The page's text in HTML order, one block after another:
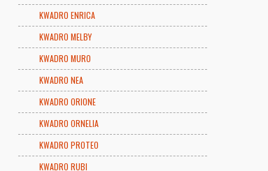
KWADRO ENRICA
KWADRO MELBY
KWADRO MURO
KWADRO NEA
KWADRO ORIONE
KWADRO ORNELIA
KWADRO PROTEO
KWADRO RUBI